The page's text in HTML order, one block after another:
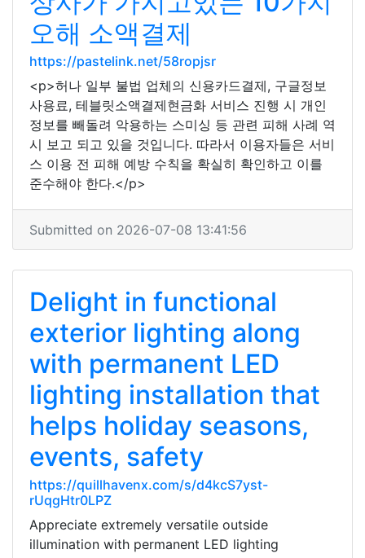
오해 소액결제
https://pastelink.net/58ropjsr
<p>허나 일부 불법 업체의 신용카드결제, 구글정보
사용료, 테블릿소액결제현금화 서비스 진행 시 개인
정보를 빼돌려 악용하는 스미싱 등 관련 피해 사례 역
시 보고 되고 있을 것입니다. 따라서 이용자들은 서비
스 이용 전 피해 예방 수칙을 확실히 확인하고 이를
준수해야 한다.</p>
Submitted on 2026-07-08 13:41:56
Delight in functional
exterior lighting along
with permanent LED
lighting installation that
helps holiday seasons,
events, safety
https://quillhavenx.com/s/d4kcS7yst-
rUqgHtr0LPZ
Appreciate extremely versatile outside
illumination with permanent LED lighting